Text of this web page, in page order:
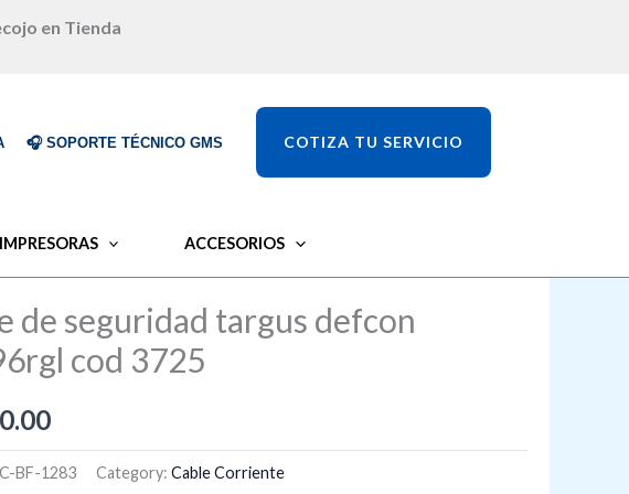
en Tienda
🎧 SOPORTE TÉCNICO GMS COTIZA TU SERVICIO
IMPRESORAS ACCESORIOS
de seguridad targus defcon
cod 3725
BF-1283 Category:Cable Corriente